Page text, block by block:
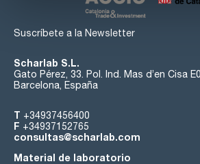
Suscríbete a la Newsletter
Scharlab S.L.
Gato Pérez, 33. Pol. Ind. Mas d’en Cisa
Barcelona, España
T +34937456400
F +34937152765
consultas@scharlab.com
Material de laboratorio